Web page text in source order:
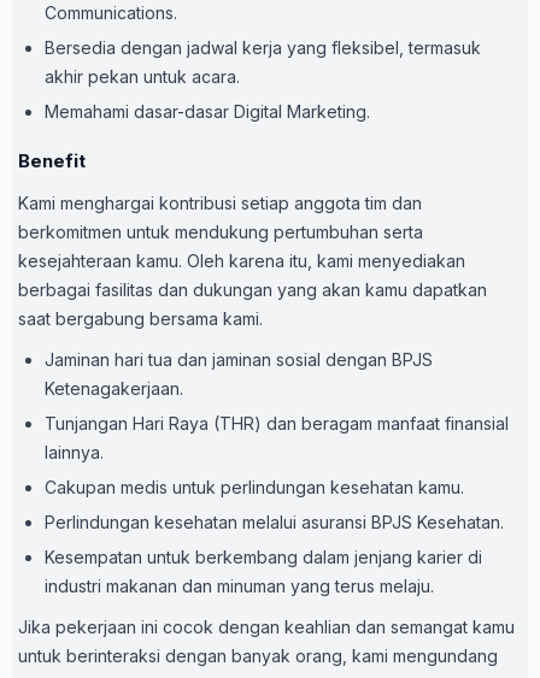
Communications.
Bersedia dengan jadwal kerja yang fleksibel, termasuk
akhir pekan untuk acara.
Memahami dasar-dasar Digital Marketing.
Benefit
Kami menghargai kontribusi setiap anggota tim dan
berkomitmen untuk mendukung pertumbuhan serta
kesejahteraan kamu. Oleh karena itu, kami menyediakan
berbagai fasilitas dan dukungan yang akan kamu dapatkan
saat bergabung bersama kami.
Jaminan hari tua dan jaminan sosial dengan BPJS
Ketenagakerjaan.
Tunjangan Hari Raya (THR) dan beragam manfaat finansial
lainnya.
Cakupan medis untuk perlindungan kesehatan kamu.
Perlindungan kesehatan melalui asuransi BPJS Kesehatan.
Kesempatan untuk berkembang dalam jenjang karier di
industri makanan dan minuman yang terus melaju.
Jika pekerjaan ini cocok dengan keahlian dan semangat kamu
untuk berinteraksi dengan banyak orang, kami mengundang